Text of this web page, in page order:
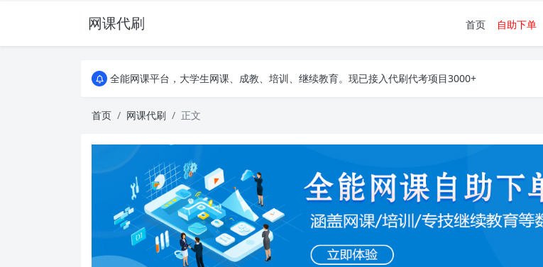
网课代刷 首页 自助下单
AI论文写作平台，根据真实文献内容生成论文
全能网课平台，大学生网课、成教、培训、继续教育。现已接入代刷代考项目3000+
全能网课平台，大学生网课、成教、培训、继续教育。现已接入代刷代考项目3000+
首页 网课代刷 正文